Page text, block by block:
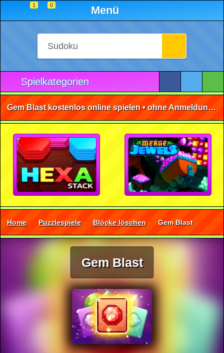
1 0 Menü
Spielkategorien
Gem Blast kostenlos online spielen • ohne Anmeldung 🕹️
Home Puzzlespiele Blöcke löschen Gem Blast
Gem Blast